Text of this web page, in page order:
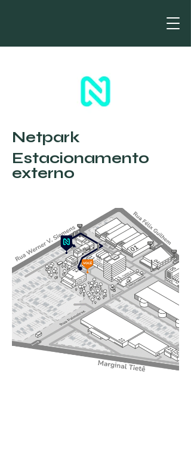
Netpark
Estacionamento
externo